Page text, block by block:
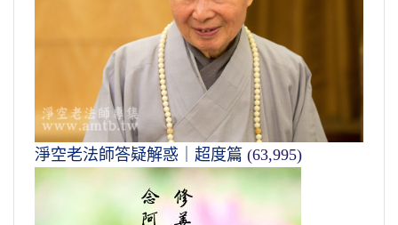
淨空老法師答疑解惑｜超度篇 (63,995)